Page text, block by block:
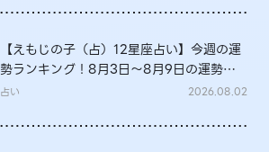
【えもじの子（占）12星座占い】今週の運
勢ランキング！8月3日～8月9日の運勢
は？
占い 2026.08.02